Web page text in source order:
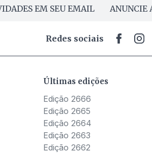
EM SEU EMAIL ANUNCIE
Redes sociais
Últimas edições
Edição 2666
Edição 2665
Edição 2664
Edição 2663
Edição 2662